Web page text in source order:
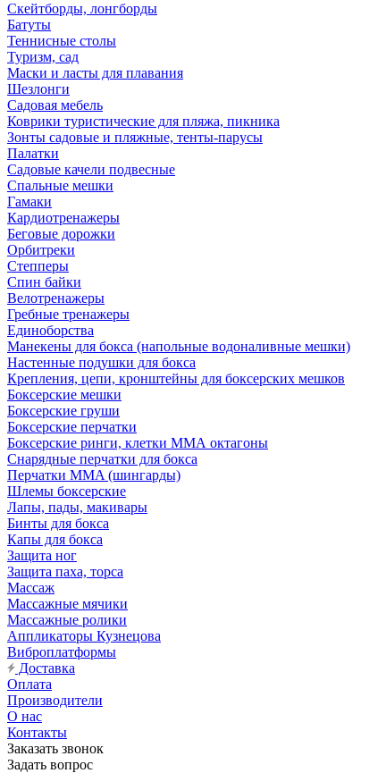
Скейтборды, лонгборды
Батуты
Теннисные столы
Туризм, сад
Маски и ласты для плавания
Шезлонги
Садовая мебель
Коврики туристические для пляжа, пикника
Зонты садовые и пляжные, тенты-парусы
Палатки
Садовые качели подвесные
Спальные мешки
Гамаки
Кардиотренажеры
Беговые дорожки
Орбитреки
Степперы
Спин байки
Велотренажеры
Гребные тренажеры
Единоборства
Манекены для бокса (напольные водоналивные мешки)
Настенные подушки для бокса
Крепления, цепи, кронштейны для боксерских мешков
Боксерские мешки
Боксерские груши
Боксерские перчатки
Боксерские ринги, клетки ММА октагоны
Снарядные перчатки для бокса
Перчатки MMA (шингарды)
Шлемы боксерские
Лапы, пады, макивары
Бинты для бокса
Капы для бокса
Защита ног
Защита паха, торса
Массаж
Массажные мячики
Массажные ролики
Аппликаторы Кузнецова
Виброплатформы
Доставка
Оплата
Производители
О нас
Контакты
Заказать звонок
Задать вопрос